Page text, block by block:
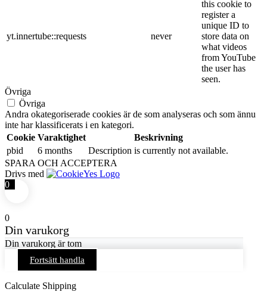
yt.innertube::requests never
this cookie to
register a
unique ID to
store data on
what videos
from YouTube
the user has
seen.
Övriga
Övriga
Andra okategoriserade cookies är de som analyseras och som ännu
inte har klassificerats i en kategori.
Cookie Varaktighet
Beskrivning
pbid
6 months
Description is currently not available.
SPARA OCH ACCEPTERA
Drivs med
0
0
Din varukorg
Din varukorg är tom
Fortsätt handla
Calculate Shipping